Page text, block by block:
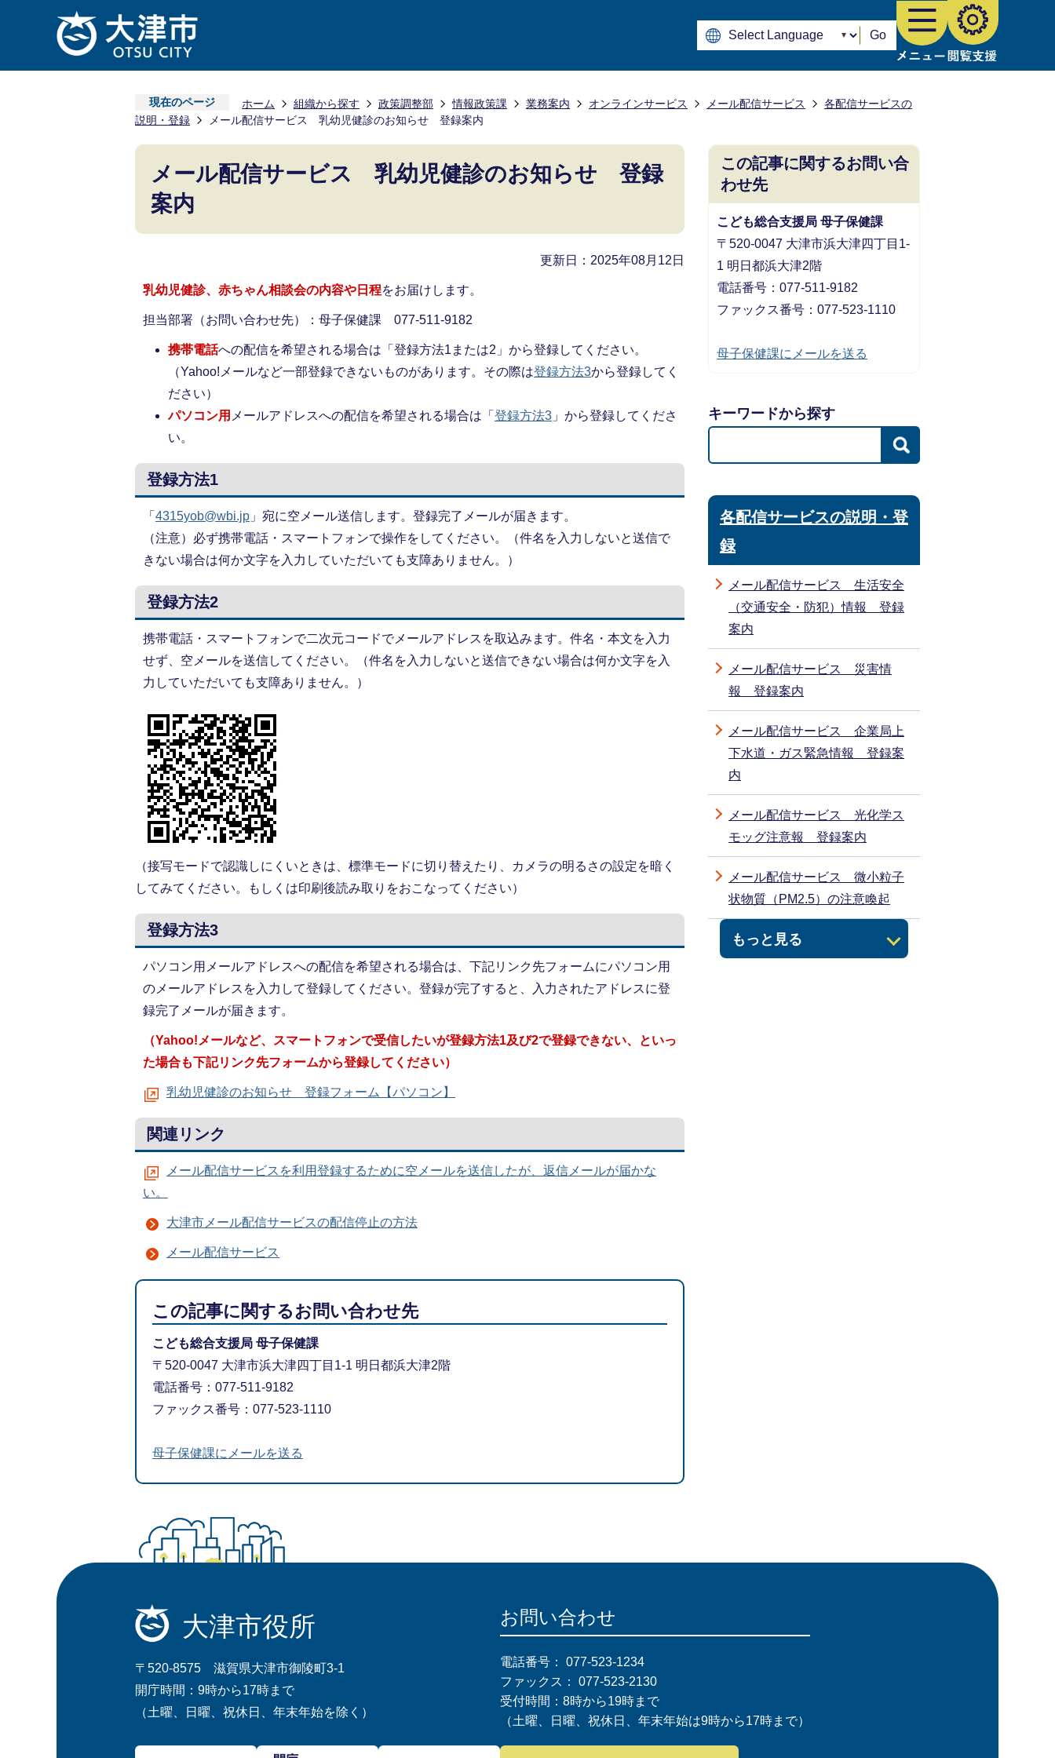
Go
現在のページ ホーム 組織から探す 政策調整部 情報政策課 業務案内 オンラインサービス メール配信サービス
各配信サービスの
説明・登録
メール配信サービス 乳幼児健診のお知らせ 登録案内
メール配信サービス 乳幼児健診のお知らせ 登録
案内
更新日：2025年08月12日
乳幼児健診、赤ちゃん相談会の内容や日程をお届けします。
担当部署（お問い合わせ先）：母子保健課 077-511-9182
携帯電話への配信を希望される場合は「登録方法1または2」から登録してください。
（Yahoo!メールなど一部登録できないものがあります。その際は登録方法3から登録してく
ださい）
パソコン用 メールアドレスへの配信を希望される場合は「 登録方法3 」から登録してくださ
い。
登録方法1
「 4315yob@wbi.jp 」宛に空メール送信します。登録完了メールが届きます。
（注意）必ず携帯電話・スマートフォンで操作をしてください。（件名を入力しないと送信で
きない場合は何か文字を入力していただいても支障ありません。）
登録方法2
携帯電話・スマートフォンで二次元コードでメールアドレスを取込みます。件名・本文を入力
せず、空メールを送信してください。（件名を入力しないと送信できない場合は何か文字を入
力していただいても支障ありません。）
（接写モードで認識しにくいときは、標準モードに切り替えたり、カメラの明るさの設定を暗く
してみてください。もしくは印刷後読み取りをおこなってください）
登録方法3
パソコン用メールアドレスへの配信を希望される場合は、下記リンク先フォームにパソコン用
のメールアドレスを入力して登録してください。登録が完了すると、入力されたアドレスに登
録完了メールが届きます。
（Yahoo!メールなど、スマートフォンで受信したいが登録方法1及び2で登録できない、といっ
た場合も下記リンク先フォームから登録してください）
乳幼児健診のお知らせ 登録フォーム【パソコン】
関連リンク
メール配信サービスを利用登録するために空メールを送信したが、返信メールが届かな
い。
大津市メール配信サービスの配信停止の方法
メール配信サービス
この記事に関するお問い合わせ先
こども総合支援局 母子保健課
〒520-0047 大津市浜大津四丁目1-1 明日都浜大津2階
電話番号：077-511-9182
ファックス番号：077-523-1110
母子保健課にメールを送る
この記事に関するお問い合
わせ先
こども総合支援局 母子保健課
〒520-0047 大津市浜大津四丁目1-
1 明日都浜大津2階
電話番号：077-511-9182
ファックス番号：077-523-1110
母子保健課にメールを送る
キーワードから探す
各配信サービスの説明・登
録
メール配信サービス 生活安全
（交通安全・防犯）情報 登録
案内
メール配信サービス 災害情
報 登録案内
メール配信サービス 企業局上
下水道・ガス緊急情報 登録案
内
もっと見る
メール配信サービス 光化学ス
モッグ注意報 登録案内
メール配信サービス 微小粒子
状物質（PM2.5）の注意喚起
大津市役所
〒520-8575 滋賀県大津市御陵町3-1
開庁時間：9時から17時まで
（土曜、日曜、祝休日、年末年始を除く）
お問い合わせ
電話番号： 077-523-1234
ファックス： 077-523-2130
受付時間：8時から19時まで
（土曜、日曜、祝休日、年末年始は9時から17時まで）